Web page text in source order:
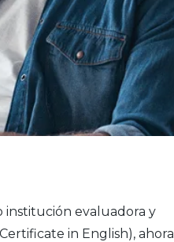
institución evaluadora y
in English), ahora